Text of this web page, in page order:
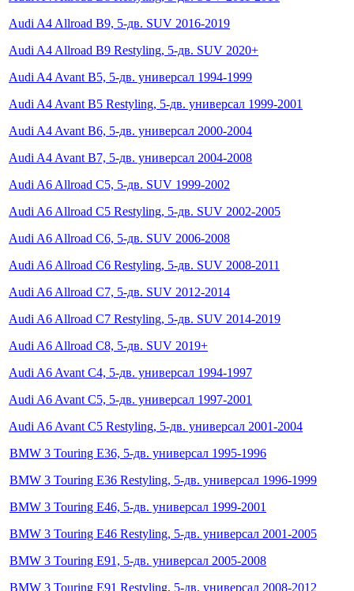
Audi A4 Allroad B9, 5-дв. SUV 2016-2019
Audi A4 Allroad B9 Restyling, 5-дв. SUV 2020+
Audi A4 Avant B5, 5-дв. универсал 1994-1999
Audi A4 Avant B5 Restyling, 5-дв. универсал 1999-2001
Audi A4 Avant B6, 5-дв. универсал 2000-2004
Audi A4 Avant B7, 5-дв. универсал 2004-2008
Audi A6 Allroad C5, 5-дв. SUV 1999-2002
Audi A6 Allroad C5 Restyling, 5-дв. SUV 2002-2005
Audi A6 Allroad C6, 5-дв. SUV 2006-2008
Audi A6 Allroad C6 Restyling, 5-дв. SUV 2008-2011
Audi A6 Allroad C7, 5-дв. SUV 2012-2014
Audi A6 Allroad C7 Restyling, 5-дв. SUV 2014-2019
Audi A6 Allroad C8, 5-дв. SUV 2019+
Audi A6 Avant C4, 5-дв. универсал 1994-1997
Audi A6 Avant C5, 5-дв. универсал 1997-2001
Audi A6 Avant C5 Restyling, 5-дв. универсал 2001-2004
BMW 3 Touring E36, 5-дв. универсал 1995-1996
BMW 3 Touring E36 Restyling, 5-дв. универсал 1996-1999
BMW 3 Touring E46, 5-дв. универсал 1999-2001
BMW 3 Touring E46 Restyling, 5-дв. универсал 2001-2005
BMW 3 Touring E91, 5-дв. универсал 2005-2008
BMW 3 Touring E91 Restyling, 5-дв. универсал 2008-2012